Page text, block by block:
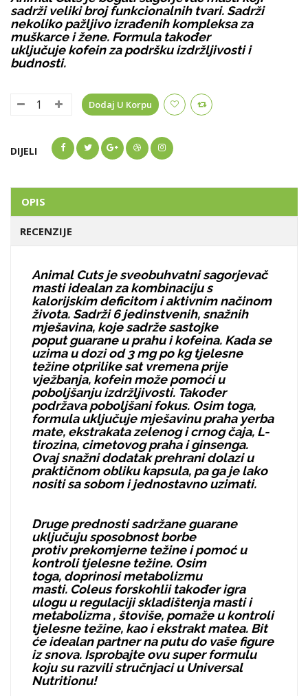
sadrži veliki broj funkcionalnih tvari. Sadrži
nekoliko pažljivo izrađenih kompleksa za
muškarce i žene. Formula također
uključuje kofein za podršku izdržljivosti i
budnosti.
Dodaj U Korpu
DIJELI
OPIS
RECENZIJE
Animal Cuts je sveobuhvatni sagorjevač
masti idealan za kombinaciju s
kalorijskim deficitom i aktivnim načinom
života. Sadrži 6 jedinstvenih, snažnih
mješavina, koje sadrže sastojke
poput guarane u prahu i kofeina. Kada se
uzima u dozi od 3 mg po kg tjelesne
težine otprilike sat vremena prije
vježbanja, kofein može pomoći u
poboljšanju izdržljivosti. Također
podržava poboljšani fokus. Osim toga,
formula uključuje mješavinu praha yerba
mate, ekstrakata zelenog i crnog čaja, L-
tirozina, cimetovog praha i ginsenga.
Ovaj snažni dodatak prehrani dolazi u
praktičnom obliku kapsula, pa ga je lako
nositi sa sobom i jednostavno uzimati.
Druge prednosti sadržane guarane
uključuju sposobnost borbe
protiv prekomjerne težine i pomoć u
kontroli tjelesne težine. Osim
toga, doprinosi metabolizmu
masti. Coleus forskohlii također igra
ulogu u regulaciji skladištenja masti i
metabolizma , štoviše, pomaže u kontroli
tjelesne težine, kao i ekstrakt matea. Bit
će idealan partner na putu do vaše figure
iz snova. Isprobajte ovu super formulu
koju su razvili stručnjaci u Universal
Nutritionu!